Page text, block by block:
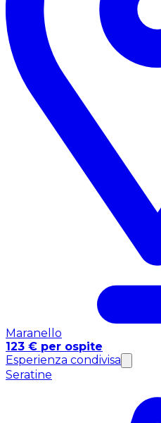
Maranello
123 € per ospite
Esperienza condivisa
Seratine